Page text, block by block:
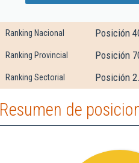
Ranking Nacional Posición
Ranking Provincial Posición
Ranking Sectorial Posición
Resumen de